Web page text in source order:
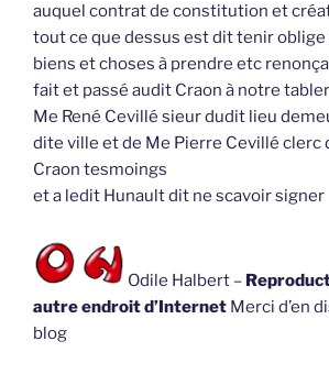
auquel contrat de constitution et
tout ce que dessus est dit tenir
biens et choses à prendre etc
fait et passé audit Craon à notre
Me René Cevillé sieur dudit lieu
dite ville et de Me Pierre Cevillé clerc
Craon tesmoings
et a ledit Hunault dit ne scavoir signer
Odile Halbert –
autre endroit d’Internet Merci d’en
blog